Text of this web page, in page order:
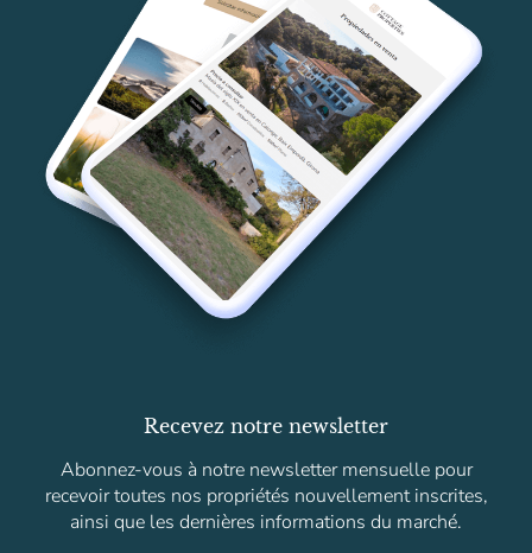
Recevez notre newsletter
Abonnez-vous à notre newsletter mensuelle pour
recevoir toutes nos propriétés nouvellement inscrites,
ainsi que les dernières informations du marché.